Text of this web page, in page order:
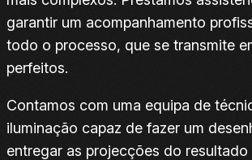
garantir um acompanhamento
todo o processo, que se transmite
perfeitos.
Contamos com uma equipa de
iluminação capaz de fazer um
entregar as projecções do